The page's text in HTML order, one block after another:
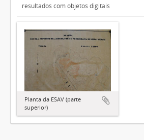
resultados com objetos digitais
Planta da ESAV (parte
superior)